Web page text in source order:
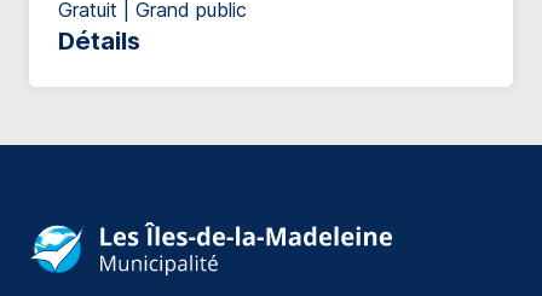
Gratuit | Grand public
Détails